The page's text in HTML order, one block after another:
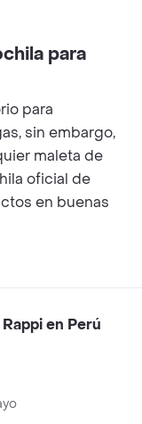
para
para
sin embargo,
maleta de
oficial de
en buenas
en Perú